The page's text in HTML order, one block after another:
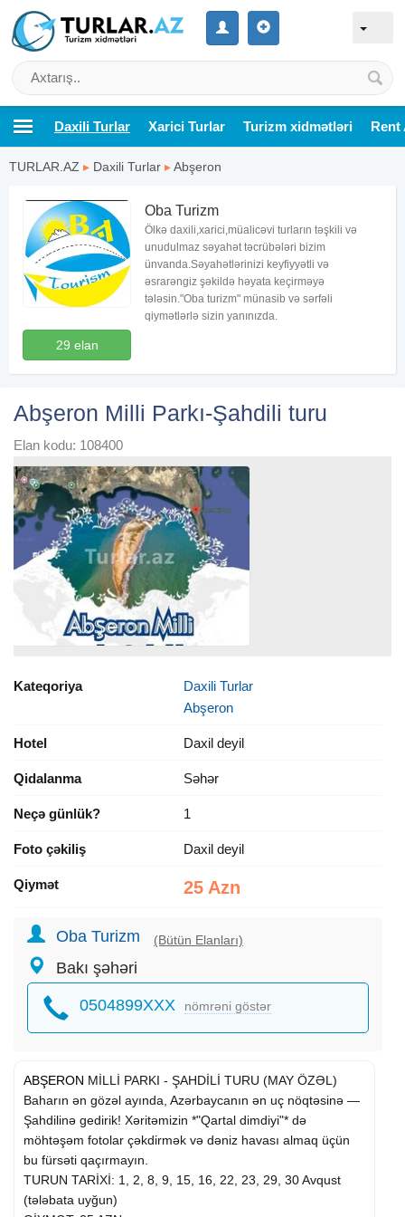
Daxili Turlar Xarici Turlar Turizm xidmətləri Rent
TURLAR.AZ ▸ Daxili Turlar ▸Abşeron
29 elan
Oba Turizm
Ölkə daxili,xarici,müalicəvi turların təşkili və
unudulmaz səyahət təcrübələri bizim
ünvanda.Səyahətlərinizi keyfiyyətli və
əsrarəngiz şəkildə həyata keçirməyə
tələsin."Oba turizm" münasib və sərfəli
qiymətlərlə sizin yanınızda.
Abşeron Milli Parkı-Şahdili turu
Elan kodu: 108400
Kateqoriya
Daxili Turlar
Abşeron
Hotel Daxil deyil
Qidalanma Səhər
Neçə günlük? 1
Foto çəkiliş Daxil deyil
Qiymət 25 Azn
Oba Turizm (Bütün Elanları)
Bakı şəhəri
0504899XXX nömrəni göstər
ABŞERON MİLLİ PARKI - ŞAHDİLİ TURU (MAY ÖZƏL)
Baharın ən gözəl ayında, Azərbaycanın ən uç nöqtəsinə —
Şahdilinə gedirik! Xəritəmizin *"Qartal dimdiyi"* də
möhtəşəm fotolar çəkdirmək və dəniz havası almaq üçün
bu fürsəti qaçırmayın.
TURUN TARİXİ: 1, 2, 8, 9, 15, 16, 22, 23, 29, 30 Avqust
(tələbata uyğun)